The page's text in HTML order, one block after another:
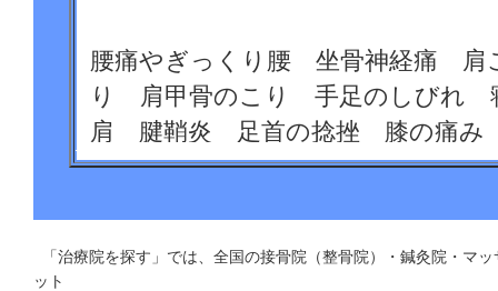
腰痛やぎっくり腰 坐骨神経痛
り 肩甲骨のこり 手足のしびれ
肩 腱鞘炎 足首の捻挫 膝の痛み
の肘の痛み 顎関節症 顔面神経
下痢 胃腸の不調などでお悩みの方
「治療院を探す」では、全国の接骨院（整骨院）・鍼灸院
ット